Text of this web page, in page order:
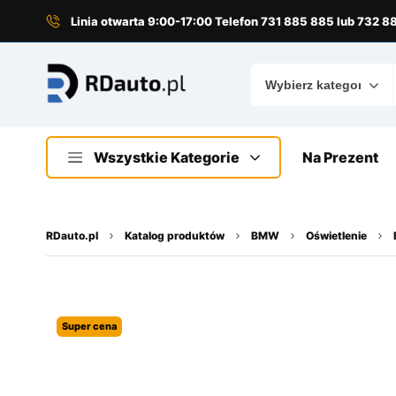
Linia otwarta 9:00-17:00 Telefon 731 885 885 lub 732
Wszystkie Kategorie Na Prezent
RDauto.pl Katalog produktów BMW Oświetlenie
Super cena